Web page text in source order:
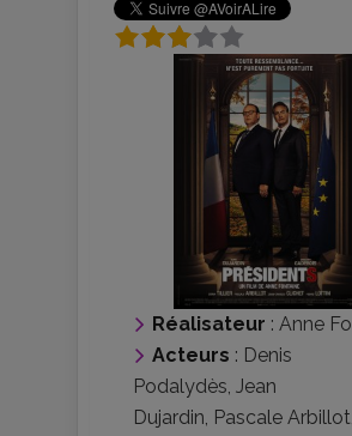
Réalisateur : Anne
Acteurs : Denis
Podalydès Jean
Dujardin Pascale Arbillot